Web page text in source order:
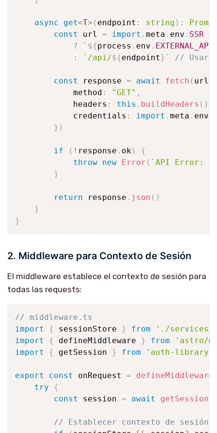
async get<T> ( endpoint : string ) :
const
url = import . meta . env . SSR
?
` ${process . env .
:
` /api/${endpoint} ` // Usar
const response = await fetch ( url
            method
: "GET" ,
            headers
: this . buildHeaders ( )
            credentials
: import . meta . env
} )
if ( ! response . ok )
{
throw new Error ( ` API Error:
}
return response . json ( )
}
}
2. Middleware para Contexto de Sesión
El middleware establece el contexto de sesión para
todas las requests:
// middleware.ts
import
{ sessionStore } from
'./services/
import
{ defineMiddleware } from
'astro/
import
{ getSession } from 'auth-library'
export const onRequest = defineMiddleware
try
{
const
session = await getSession
// Establecer contexto de sesión